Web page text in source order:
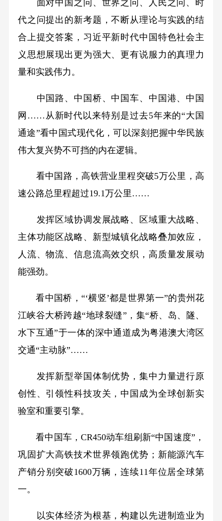
面对中国之问、世界之问、人民之问、时
代之问提出的新考题，不断从理论与实践的结
合上提交答案，习近平新时代中国特色社会主
义思想展现出更为强大、更有说服力的真理力
量和实践伟力。
中国路、中国桥、中国车、中国港、中国
网……从新时代以来特别是过去5年来的“大国
通途”看中国式现代化，可以深刻把握中华民族
伟大复兴势不可挡的内在逻辑。
看中国路，高铁营业里程突破5万公里，高
速公路总里程超过19.1万公里……
发挥区域协调发展战略、区域重大战略、
主体功能区战略、新型城镇化战略叠加效应，
人流、物流、信息流高效交织，高质量发展动
能强劲。
看中国桥，“‘横竖’都是世界第一”的贵州花
江峡谷大桥跨越“地球裂缝”，集“桥、岛、隧、
水下互通”于一体的深中通道成为粤港澳大湾区
交通“主动脉”……
发挥新型举国体制优势，集中力量进行原
创性、引领性科技攻关，中国成为全球创新实
验室和重要引擎。
看中国车，CR450动车组刷新“中国速度”，
巩固扩大高铁技术世界领跑优势；新能源汽车
产销分别突破1600万辆，连续11年位居全球第
一。
以实体经济为根基，构建以先进制造业为